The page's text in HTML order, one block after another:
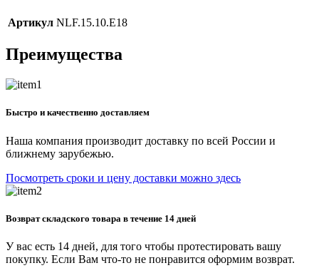
Артикул NLF.15.10.E18
Преимущества
Быстро и качественно доставляем
Наша компания производит доставку по всей России и
ближнему зарубежью.
Посмотреть сроки и цену доставки можно здесь
Возврат складского товара в течение 14 дней
У вас есть 14 дней, для того чтобы протестировать вашу
покупку. Если Вам что-то не понравится оформим возврат.